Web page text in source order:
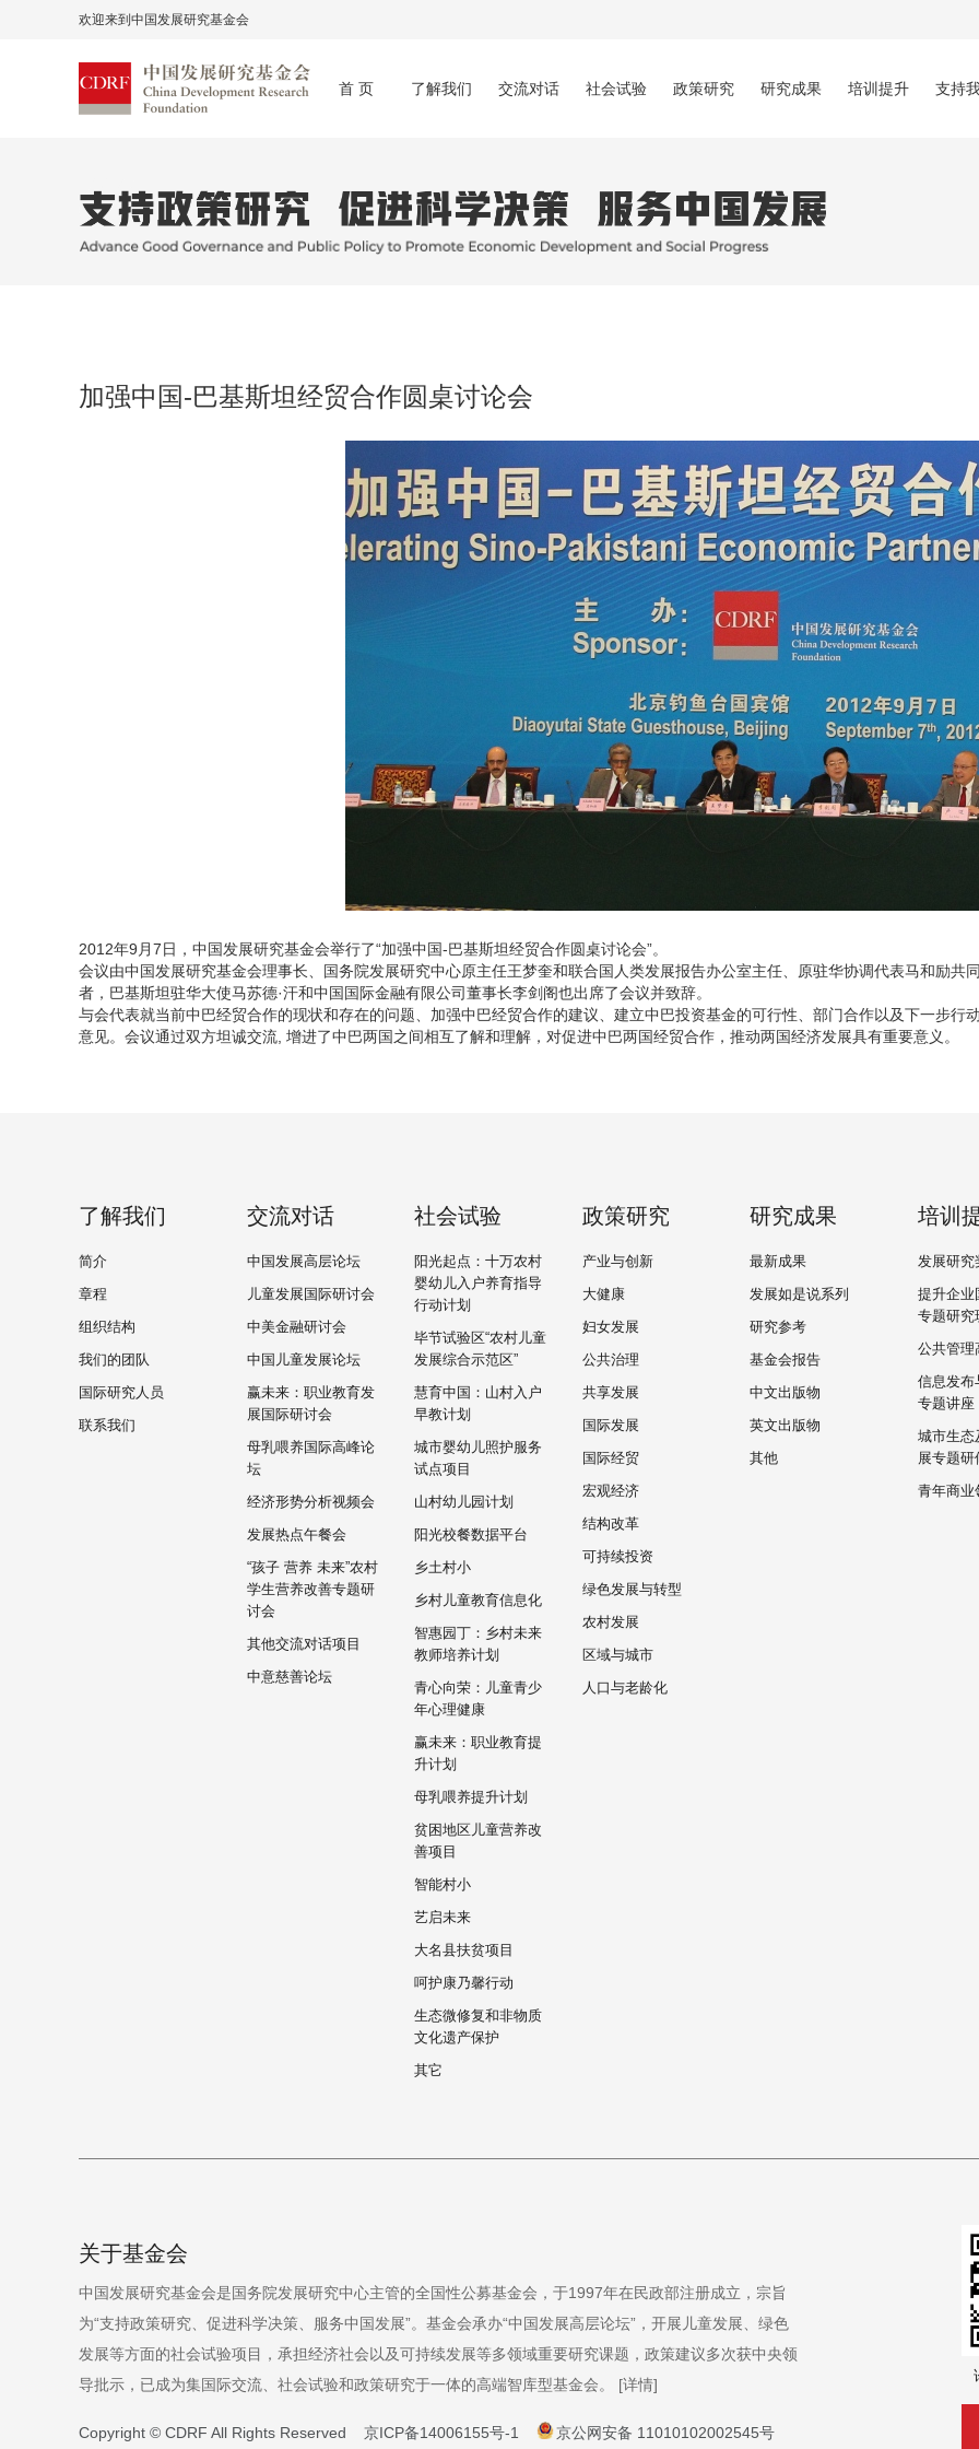
欢迎来到中国发展研究基金会
首 页 了解我们 交流对话 社会试验 政策研究 研究成果 培训提升 支持
加强中国-巴基斯坦经贸合作圆桌讨论会
2012年9月7日，中国发展研究基金会举行了“加强中国-巴基斯坦经贸合作圆桌讨论会”。
会议由中国发展研究基金会理事长、国务院发展研究中心原主任王梦奎和联合国人类发展报告办公室主任、原驻华协调代表马和励共
者，巴基斯坦驻华大使马苏德·汗和中国国际金融有限公司董事长李剑阁也出席了会议并致辞。
与会代表就当前中巴经贸合作的现状和存在的问题、加强中巴经贸合作的建议、建立中巴投资基金的可行性、部门合作以及下一步行
意见。会议通过双方坦诚交流, 增进了中巴两国之间相互了解和理解，对促进中巴两国经贸合作，推动两国经济发展具有重要意义。
了解我们
简介
章程
组织结构
我们的团队
国际研究人员
联系我们
交流对话
中国发展高层论坛
儿童发展国际研讨会
中美金融研讨会
中国儿童发展论坛
赢未来：职业教育发
展国际研讨会
母乳喂养国际高峰论
坛
经济形势分析视频会
发展热点午餐会
“孩子 营养 未来”农村
学生营养改善专题研
讨会
其他交流对话项目
中意慈善论坛
社会试验
阳光起点：十万农村
婴幼儿入户养育指导
行动计划
毕节试验区“农村儿童
发展综合示范区”
慧育中国：山村入户
早教计划
城市婴幼儿照护服务
试点项目
山村幼儿园计划
阳光校餐数据平台
乡土村小
乡村儿童教育信息化
智惠园丁：乡村未来
教师培养计划
青心向荣：儿童青少
年心理健康
赢未来：职业教育提
升计划
母乳喂养提升计划
贫困地区儿童营养改
善项目
智能村小
艺启未来
大名县扶贫项目
呵护康乃馨行动
生态微修复和非物质
文化遗产保护
其它
政策研究
产业与创新
大健康
妇女发展
公共治理
共享发展
国际发展
国际经贸
宏观经济
结构改革
可持续投资
绿色发展与转型
农村发展
区域与城市
人口与老龄化
研究成果
最新成果
发展如是说系列
研究参考
基金会报告
中文出版物
英文出版物
其他
培训
发展研究
提升企业
专题研究
公共管理
信息发布
专题讲座
城市生态
展专题研
青年商业
关于基金会
中国发展研究基金会是国务院发展研究中心主管的全国性公募基金会，于1997年在民政部注册成立，宗旨
为“支持政策研究、促进科学决策、服务中国发展”。基金会承办“中国发展高层论坛”，开展儿童发展、绿色
发展等方面的社会试验项目，承担经济社会以及可持续发展等多领域重要研究课题，政策建议多次获中央领
导批示，已成为集国际交流、社会试验和政策研究于一体的高端智库型基金会。 [详情]
Copyright © CDRF All Rights Reserved 京ICP备14006155号-1 京公网安备 11010102002545号